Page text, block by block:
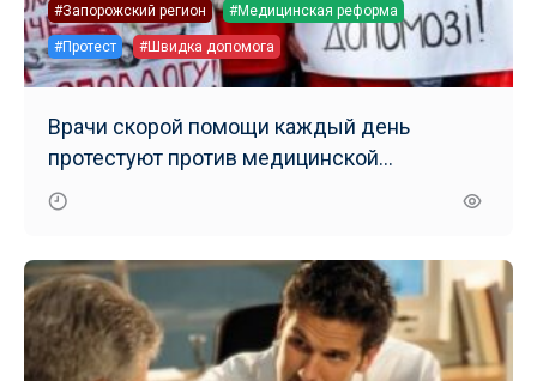
#Запорожский регион #Медицинская реформа
#Протест #Швидка допомога
Врачи скорой помощи каждый день
протестуют против медицинской
реформы.Услышит ли их правительство!?